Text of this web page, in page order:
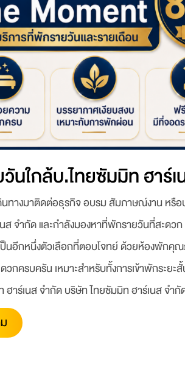
นใกล้บ.ไทยซัมมิท ฮาร์
ทางมาติดต่อธุรกิจ อบรม สัมภาษณ์งาน หรื
ส จำกัด และกำลังมองหาที่พักรายวันที่สะดว
ป็นอีกหนึ่งตัวเลือกที่ตอบโจทย์ ด้วยห้องพักคุ
กครบครัน เหมาะสำหรับทั้งการเข้าพักระยะสั้
ฮาร์เนส จำกัด บริษัท ไทยซัมมิท ฮาร์เนส จำกั